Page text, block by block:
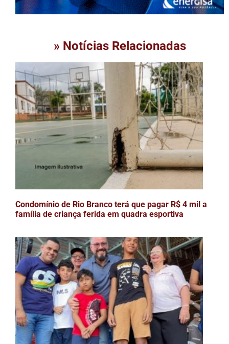
» Notícias Relacionadas
Condomínio de Rio Branco terá que pagar R$ 4 mil a
família de criança ferida em quadra esportiva